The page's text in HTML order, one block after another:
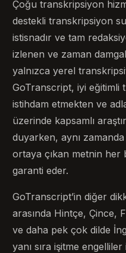
Çoğu transkripsiyon
destekli transkripsiyon
istisnadır ve tam
izlenen ve zaman
yalnızca yerel
GoTranscript, iyi eğitimli
istihdam etmekten ve
üzerinde kapsamlı
duyarken, aynı
ortaya çıkan metnin her
garanti eder.
GoTranscript’in diğer
arasında Hintçe, Çince,
ve daha pek çok dilde
yanı sıra işitme